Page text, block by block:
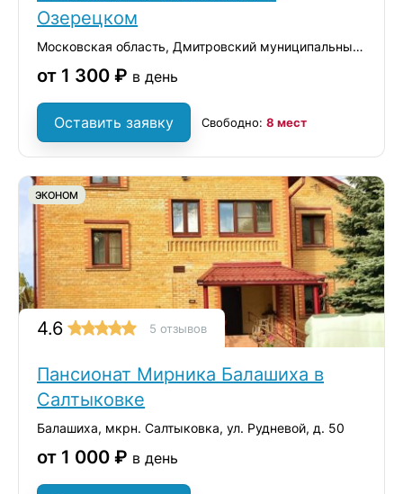
Озерецком
Московская область, Дмитровский муниципальный округ, село Озерецкое, вл1с1
от 1 300 ₽ в день
Оставить заявку Свободно: 8 мест
ЭКОНОМ
4.6 5 отзывов
Пансионат Мирника Балашиха в
Салтыковке
Балашиха, мкрн. Салтыковка, ул. Рудневой, д. 50
от 1 000 ₽ в день